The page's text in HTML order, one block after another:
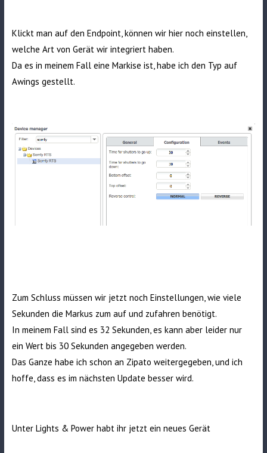
Klickt man auf den Endpoint, können wir hier noch einstellen,
welche Art von Gerät wir integriert haben.
Da es in meinem Fall eine Markise ist, habe ich den Typ auf
Awings gestellt.
Zum Schluss müssen wir jetzt noch Einstellungen, wie viele
Sekunden die Markus zum auf und zufahren benötigt.
In meinem Fall sind es 32 Sekunden, es kann aber leider nur
ein Wert bis 30 Sekunden angegeben werden.
Das Ganze habe ich schon an Zipato weitergegeben, und ich
hoffe, dass es im nächsten Update besser wird.
Unter Lights & Power habt ihr jetzt ein neues Gerät